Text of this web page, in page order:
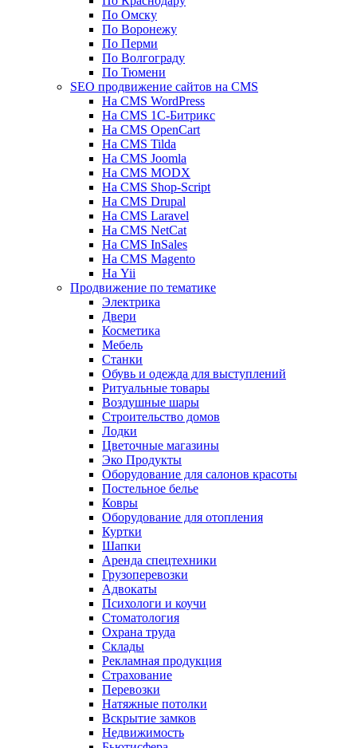
По Омску
По Воронежу
По Перми
По Волгограду
По Тюмени
SEO продвижение сайтов на CMS
На CMS WordPress
На CMS 1С-Битрикс
На CMS OpenCart
На CMS Tilda
На CMS Joomla
На CMS MODX
На CMS Shop-Script
На CMS Drupal
На CMS Laravel
На CMS NetCat
На CMS InSales
На CMS Magento
На Yii
Продвижение по тематике
Электрика
Двери
Косметика
Мебель
Станки
Обувь и одежда для выступлений
Ритуальные товары
Воздушные шары
Строительство домов
Лодки
Цветочные магазины
Эко Продукты
Оборудование для салонов красоты
Постельное белье
Ковры
Оборудование для отопления
Куртки
Шапки
Аренда спецтехники
Грузоперевозки
Адвокаты
Психологи и коучи
Стоматология
Охрана труда
Склады
Рекламная продукция
Страхование
Перевозки
Натяжные потолки
Вскрытие замков
Недвижимость